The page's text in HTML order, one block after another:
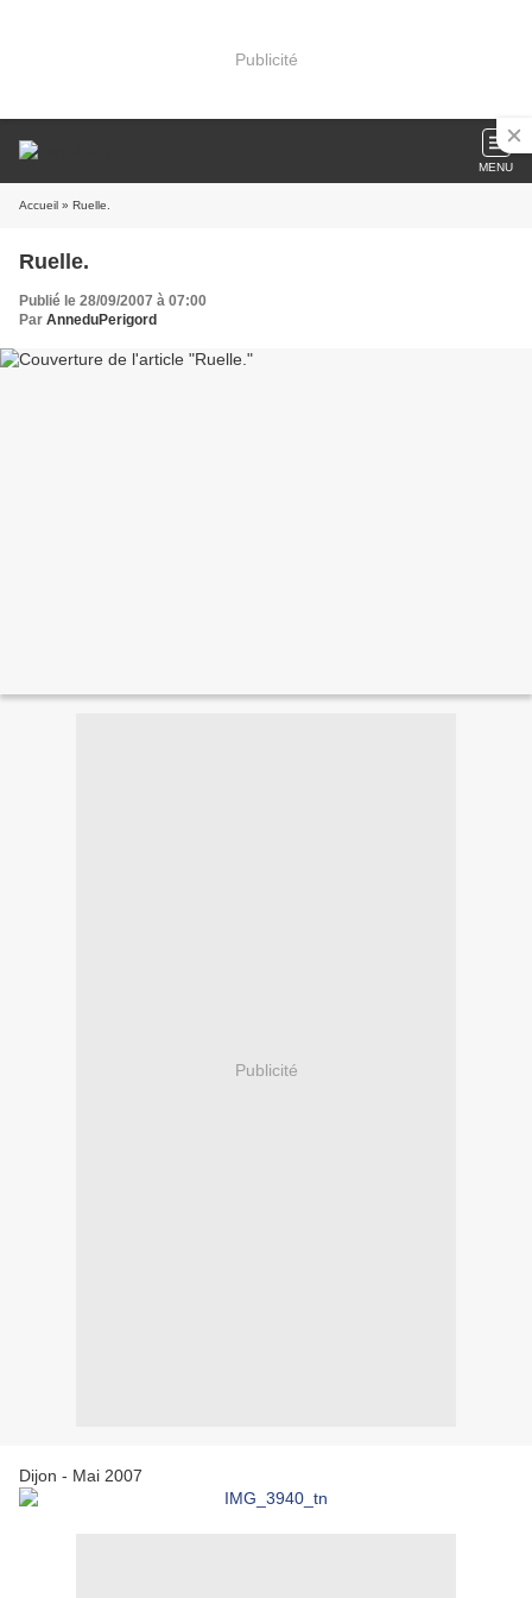
Publicité
MENU
Accueil » Ruelle.
Ruelle.
Publié le 28/09/2007 à 07:00
Par AnneduPerigord
Publicité
Dijon - Mai 2007